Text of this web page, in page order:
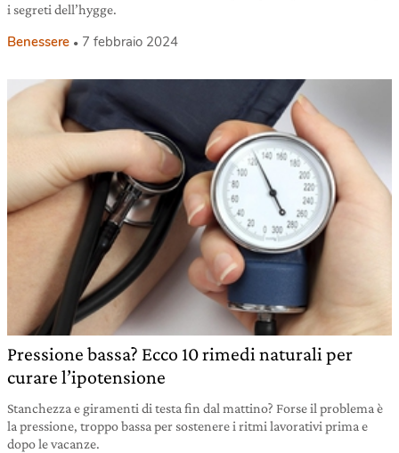
i segreti dell’hygge.
Benessere 7 febbraio 2024
Pressione bassa? Ecco 10 rimedi naturali per
curare l’ipotensione
Stanchezza e giramenti di testa fin dal mattino? Forse il problema è
la pressione, troppo bassa per sostenere i ritmi lavorativi prima e
dopo le vacanze.